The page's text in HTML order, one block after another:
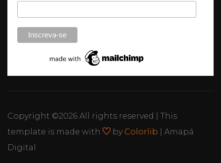
Copyright ©2026 All rights reserved | This
template is made with
by Colorlib | Amapá
Digital